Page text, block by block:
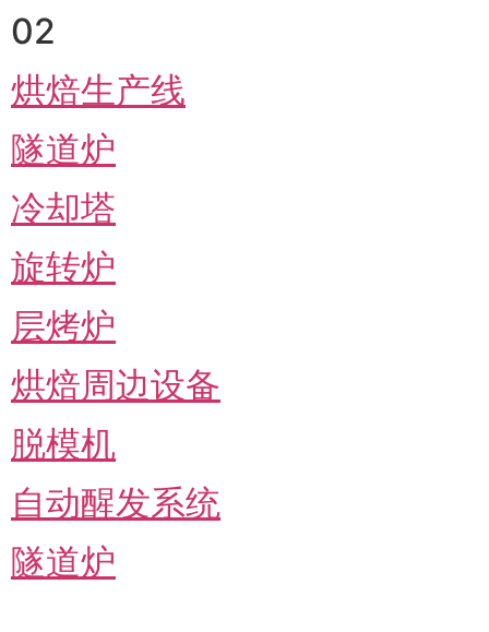
02
烘焙生产线
隧道炉
冷却塔
旋转炉
层烤炉
烘焙周边设备
脱模机
自动醒发系统
隧道炉